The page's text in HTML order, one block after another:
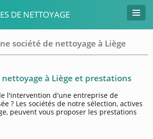
DE NETTOYAGE
société de nettoyage à Liège
nettoyage à Liège et prestations
l'intervention d'une entreprise de
? Les sociétés de notre sélection, actives
peuvent vous proposer les prestations